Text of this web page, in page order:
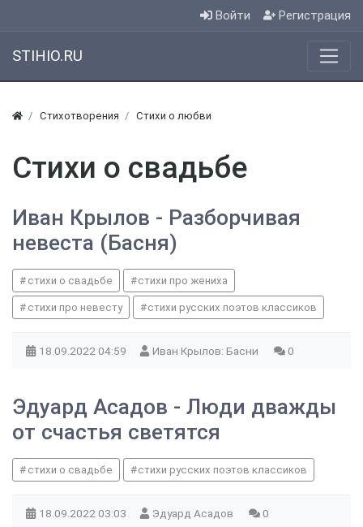
Войти Регистрация
STIHIO.RU
Стихотворения Стихи о любви
Стихи о свадьбе
Иван Крылов - Разборчивая
невеста (Басня)
стихи о свадьбе стихи про жениха
стихи про невесту стихи русских поэтов классиков
18.09.2022 04:59 Иван Крылов: Басни 0
Эдуард Асадов - Люди дважды
от счастья светятся
стихи о свадьбе стихи русских поэтов классиков
18.09.2022 03:03 Эдуард Асадов 0